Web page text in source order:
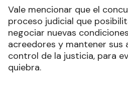
Vale mencionar que el
proceso judicial que
negociar nuevas
acreedores y mantener sus
control de la justicia, para
quiebra.